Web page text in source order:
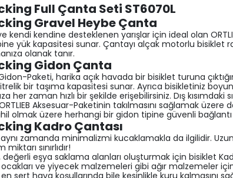
Full Çanta Seti ST6070L
Gravel Heybe Çanta
kendi kendine desteklenen yarışlar için ideal olan
yük kapasitesi sunar. Çantayı alçak motorlu bisiklet
olanak tanır.
Gidon Çanta
Paketi, harika açık havada bir bisiklet turuna
bir taşıma kapasitesi sunar. Ayrıca bisikletiniz
her zaman hızlı bir şekilde erişebilirsiniz. Dış
Aksesuar-Paketinin takılmasını sağlamak
olmak üzere herhangi bir gidon tipine güvenli
Kadro Çantası
zamanda minimalizmi kucaklamakla da ilgilidir.
sınırlıdır!
eşya saklama alanları oluşturmak için bisiklet
ve yiyecek malzemeleri gibi ağır malzemeler